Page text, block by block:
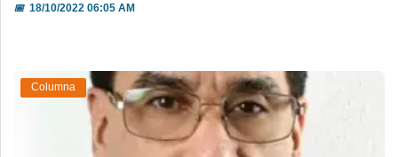
📅18/10/2022 06:05 AM
Columna